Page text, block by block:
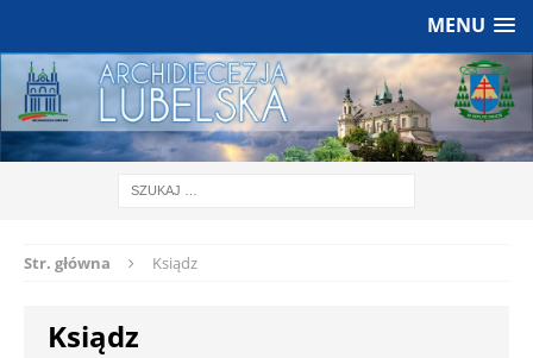
MENU
Str. główna Ksiądz
Ksiądz